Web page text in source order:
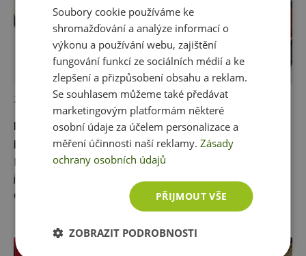
28. 1. 2015 Zdravé Dezerty
Kokosovo-medové muffiny z banánové mouky
pro doplnění energie
Bezlepkové bábovičky s kešu máslem, medem a kokosem
jsou super nakopávkou, když vám kdykoli během dne dochází
energie nebo když vás honí mlsná.
Soubory cookie používáme ke
shromažďování a analýze informací o
výkonu a používání webu, zajištění
fungování funkcí ze sociálních médií a ke
zlepšení a přizpůsobení obsahu a reklam.
Se souhlasem můžeme také předávat
marketingovým platformám některé
osobní údaje za účelem personalizace a
měření účinnosti naší reklamy.Zásady
ochrany osobních údajů
PŘIJMOUT VŠE
ZOBRAZIT PODROBNOSTI